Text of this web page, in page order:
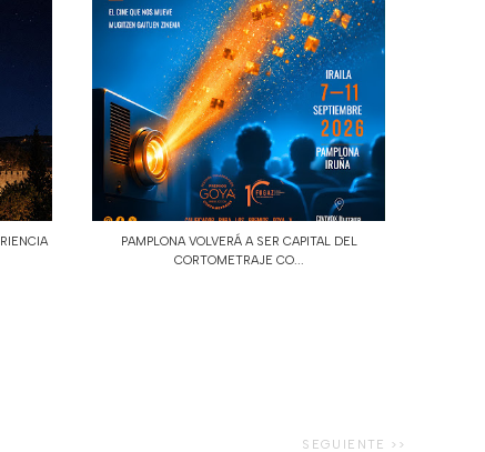
PAMPLONA VOLVERÁ A SER CAPITAL DEL
CORTOMETRAJE CO...